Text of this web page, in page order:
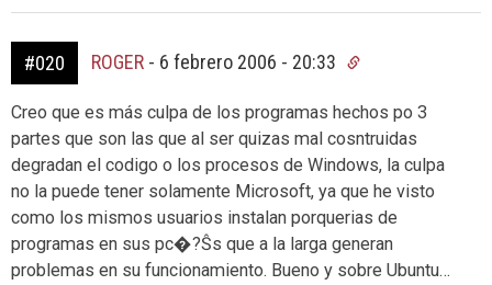
#020 ROGER - 6 febrero 2006 - 20:33
Creo que es más culpa de los programas hechos po 3
partes que son las que al ser quizas mal cosntruidas
degradan el codigo o los procesos de Windows, la culpa
no la puede tener solamente Microsoft, ya que he visto
como los mismos usuarios instalan porquerias de
programas en sus pc�?Ŝs que a la larga generan
problemas en su funcionamiento. Bueno y sobre Ubuntu…